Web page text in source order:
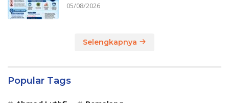
05/08/2026
Selengkapnya
Popular Tags